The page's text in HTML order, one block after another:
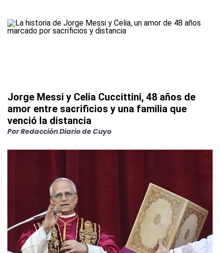
Jorge Messi y Celia Cuccittini, 48 años de
amor entre sacrificios y una familia que
venció la distancia
PorRedacción Diario de Cuyo